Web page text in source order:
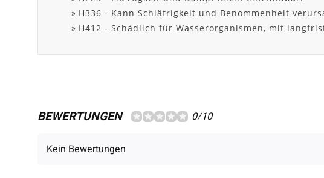
H336 - Kann Schläfrigkeit und Benommenheit
H412 - Schädlich für Wasserorganismen, mit
BEWERTUNGEN 0/10
Kein Bewertungen